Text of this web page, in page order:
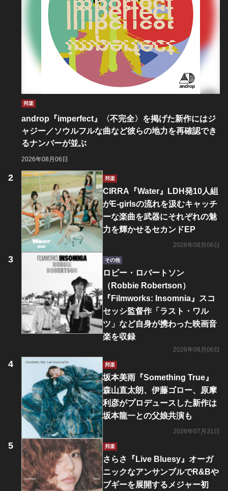
邦楽
androp『imperfect』〈不完全〉を掲げた新作にはジ
ャジー／ソウルフルな曲など彼らの地力を再確認でき
るナンバーが並ぶ
2026年08月06日
邦楽
CIRRA『Water』LDH発10人組
がE-girlsの流れを汲むキャッチ
ーな楽曲を武器にそれぞれの魅
力を輝かせるセカンドEP
2026年08月06日
その他
ロビー・ロバートソン
（Robbie Robertson）
『Filmworks: Insomnia』スコ
セッシ監督作「ラスト・ワル
ツ」など自身が携わった映画音
楽を収録
2026年08月06日
邦楽
坂本美雨『Something True』
森山直太朗、伊藤ゴロー、原摩
利彦がプロデュースした新作は
坂本龍一との父娘共演も
2026年07月31日
邦楽
さらさ『Live Bluesy』オーガ
ニックなアンサンブルでR&Bや
ブギーを展開するメジャー初